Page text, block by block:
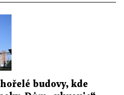
budovy, kde